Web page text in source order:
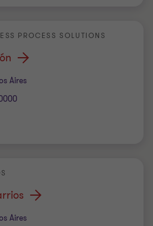
PROCESS SOLUTIONS
Aires
Aires